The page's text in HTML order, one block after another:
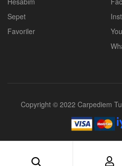
Sepet
Favoriler
Copyright © 2022 Carpediem